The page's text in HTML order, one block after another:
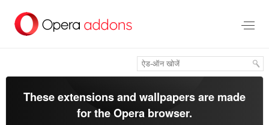
सामग्री
These extensions and wallpapers are made
for theOpera browser.